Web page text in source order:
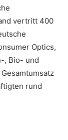
vertritt 400
Optics,
, Bio- und
rund